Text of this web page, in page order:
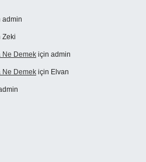
admin
Zeki
Ne Demek için admin
Ne Demek için Elvan